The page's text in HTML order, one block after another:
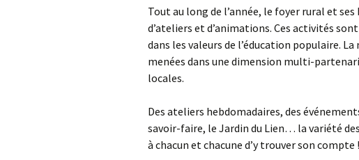
p’tits cailloux
NOTRE
Tout au long de l’année, le foyer rural et
d’ateliers et d’animations. Ces activités
dans les valeurs de l’éducation populaire.
menées dans une dimension multi-
locales.
Des ateliers hebdomadaires, des
savoir-faire, le Jardin du Lien… la variété
à chacun et chacune d’y trouver son compte !